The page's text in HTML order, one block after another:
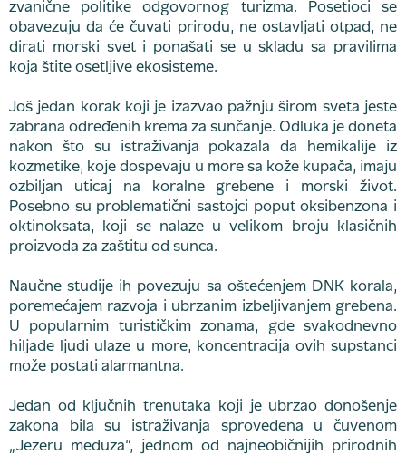
zvanične politike odgovornog turizma. Posetioci se
obavezuju da će čuvati prirodu, ne ostavljati otpad, ne
dirati morski svet i ponašati se u skladu sa pravilima
koja štite osetljive ekosisteme.
Još jedan korak koji je izazvao pažnju širom sveta jeste
zabrana određenih krema za sunčanje. Odluka je doneta
nakon što su istraživanja pokazala da hemikalije iz
kozmetike, koje dospevaju u more sa kože kupača, imaju
ozbiljan uticaj na koralne grebene i morski život.
Posebno su problematični sastojci poput oksibenzona i
oktinoksata, koji se nalaze u velikom broju klasičnih
proizvoda za zaštitu od sunca.
Naučne studije ih povezuju sa oštećenjem DNK korala,
poremećajem razvoja i ubrzanim izbeljivanjem grebena.
U popularnim turističkim zonama, gde svakodnevno
hiljade ljudi ulaze u more, koncentracija ovih supstanci
može postati alarmantna.
Jedan od ključnih trenutaka koji je ubrzao donošenje
zakona bila su istraživanja sprovedena u čuvenom
„Jezeru meduza“, jednom od najneobičnijih prirodnih